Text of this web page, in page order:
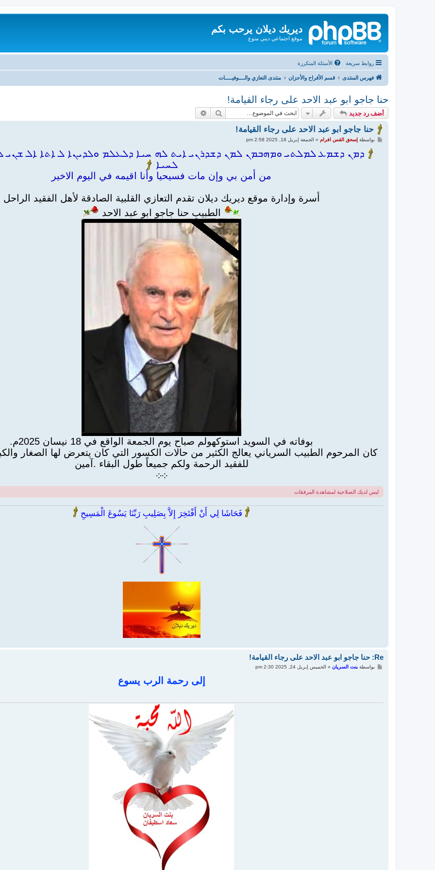
ديريك ديلان يرحب بكم
موقع اجتماعي ديني منوع
روابط سريعة الأسئلة المتكررة
فهرس المنتدى قسم الأفراح والأحزان منتدى التعازي والــــوفيـــــات
حنا جاجو ابو عبد الاحد على رجاء القيامة!
أضف رد جديد بحث
حنا جاجو ابو عبد الاحد على رجاء القيامة!
بواسطة إسحق القس افرام » الجمعة إبريل 18, 2025 2:58 pm
ܕܡܢ ܕܫܡܥ ܠܡܠܬܝ ܘܡܗܒܡܢ ܠܡܢ ܕܫܕܪܢܝ ܐܝܬ ܠܗ ܚܝܐ ܕܠܥܠܡ ܘܠܕܝܢܐ ܠ ܐܬܐ ܐܠ ܫܢܝ
ܠܚܝܐ
من أمن بي وإن مات فسيحيا وأنا اقيمه في اليوم الاخير
أسرة وإدارة موقع ديريك ديلان تقدم التعازي القلبية الصادقة لأهل الفقيد الراحل
الطبيب حنا جاجو ابو عبد الاحد
بوفاته في السويد استوكهولم صباح يوم الجمعة الواقع في 18 نيسان 2025م.
كان المرحوم الطبيب السرياني يعالج الكثير من حالات الكسور التي كان يتعرض لها الصغار
للفقيد الرحمة ولكم جميعاً طول البقاء .آمين
܀܀
ليس لديك الصلاحية لمشاهدة المرفقات
فَحَاشَا لِي أَنْ أَفْتَخِرَ إِلاَّ بِصَلِيبِ رَبِّنَا يَسُوعَ الْمَسِيحِ
Re: حنا جاجو ابو عبد الاحد على رجاء القيامة!
بواسطة بنت السريان» الخميس إبريل 24, 2025 2:30 pm
إلى رحمة الرب يسوع